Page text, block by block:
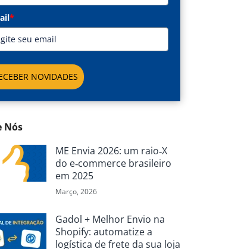
*
NOVIDADES
Nós
ME Envia 2026: um raio‑X
do e‑commerce brasileiro
em 2025
Março, 2026
Gadol + Melhor Envio na
Shopify: automatize a
logística de frete da sua loja